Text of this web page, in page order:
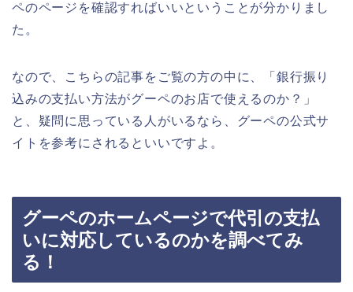
ペのページを確認すればいいということが分かりまし
た。
なので、こちらの記事をご覧の方の中に、「銀行振り
込みの支払い方法がグーペのお店で使えるのか？」
と、疑問に思っている人がいるなら、グーペの公式サ
イトを参考にされるといいですよ。
グーペのホームページで代引の支払
いに対応しているのかを調べてみ
る！